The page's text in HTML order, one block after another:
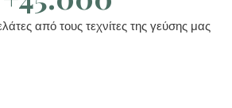
από τους τεχνίτες της γεύσης μας